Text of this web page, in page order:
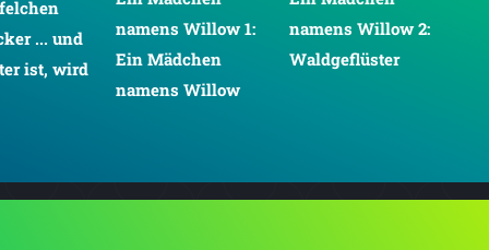
... und
ist, wird
namens Willow 1:
Ein Mädchen
namens Willow
namens Willow 2:
Waldgeflüster